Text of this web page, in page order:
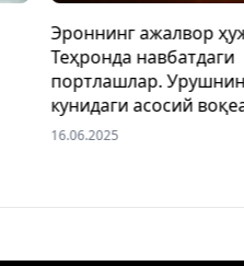
Эроннинг ажалвор
Теҳронда навбатдаги
портлашлар.
кунидаги асосий
16.06.2025